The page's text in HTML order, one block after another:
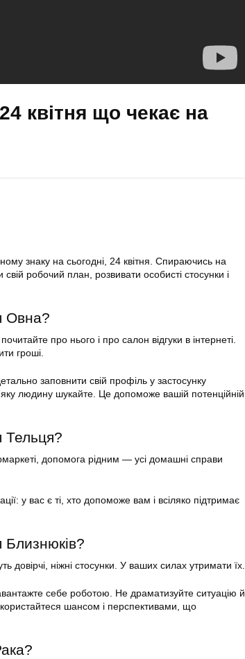
квітня що чекає на
знаку на сьогодні, 24 квітня. Спираючись на
робочий план, розвивати особисті стосунки і
Овна?
про нього і про салон відгуки в інтернеті.
гроші.
заповнити свій профіль у застосунку
яку людину шукайте. Це допоможе вашій потенційній
Тельця?
допомога рідним — усі домашні справи
у вас є ті, хто допоможе вам і всіляко підтримає
Близнюків?
довірчі, ніжні стосунки. У ваших силах утримати їх.
себе роботою. Не драматизуйте ситуацію й
шансом і перспективами, що